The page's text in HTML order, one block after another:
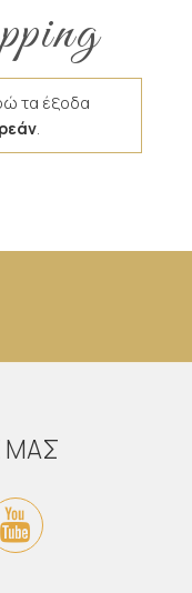
τα έξοδα
.
ΜΑΣ